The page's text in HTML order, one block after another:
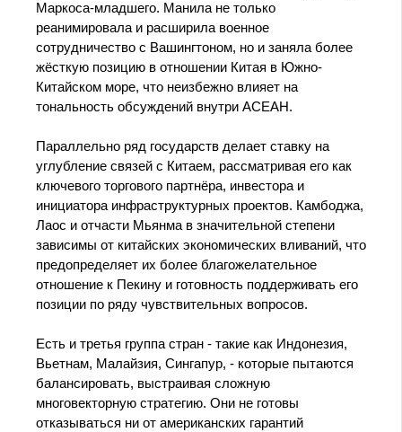
Маркоса-младшего. Манила не только
реанимировала и расширила военное
сотрудничество с Вашингтоном, но и заняла более
жёсткую позицию в отношении Китая в Южно-
Китайском море, что неизбежно влияет на
тональность обсуждений внутри АСЕАН.
Параллельно ряд государств делает ставку на
углубление связей с Китаем, рассматривая его как
ключевого торгового партнёра, инвестора и
инициатора инфраструктурных проектов. Камбоджа,
Лаос и отчасти Мьянма в значительной степени
зависимы от китайских экономических вливаний, что
предопределяет их более благожелательное
отношение к Пекину и готовность поддерживать его
позиции по ряду чувствительных вопросов.
Есть и третья группа стран - такие как Индонезия,
Вьетнам, Малайзия, Сингапур, - которые пытаются
балансировать, выстраивая сложную
многовекторную стратегию. Они не готовы
отказываться ни от американских гарантий